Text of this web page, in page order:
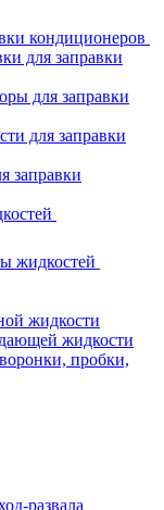
кондиционеров
для заправки
для заправки
для заправки
заправки
жидкостей
жидкости
жидкости
пробки,
развала